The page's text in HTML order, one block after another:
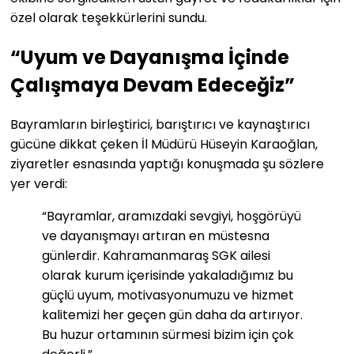
özel olarak teşekkürlerini sundu.
“Uyum ve Dayanışma İçinde
Çalışmaya Devam Edeceğiz”
Bayramların birleştirici, barıştırıcı ve kaynaştırıcı
gücüne dikkat çeken İl Müdürü Hüseyin Karaoğlan,
ziyaretler esnasında yaptığı konuşmada şu sözlere
yer verdi:
“Bayramlar, aramızdaki sevgiyi, hoşgörüyü
ve dayanışmayı artıran en müstesna
günlerdir. Kahramanmaraş SGK ailesi
olarak kurum içerisinde yakaladığımız bu
güçlü uyum, motivasyonumuzu ve hizmet
kalitemizi her geçen gün daha da artırıyor.
Bu huzur ortamının sürmesi bizim için çok